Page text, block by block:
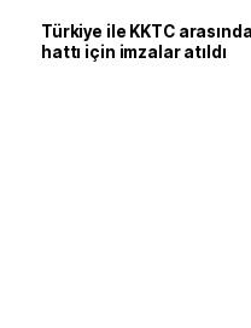
Türkiye ile KKTC
hattı için imzalar atıldı